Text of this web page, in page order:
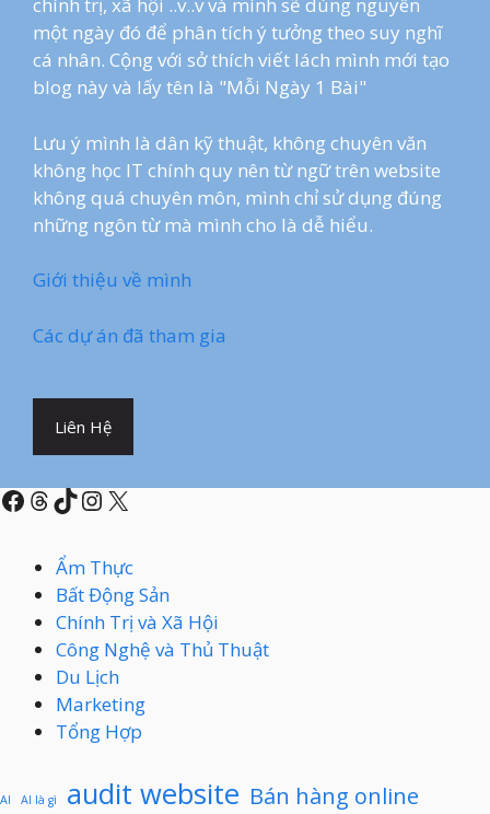
chính trị, xã hội ..v..v và mình sẽ dùng nguyên
một ngày đó để phân tích ý tưởng theo suy nghĩ
cá nhân. Cộng với sở thích viết lách mình mới tạo
blog này và lấy tên là "Mỗi Ngày 1 Bài"
Lưu ý mình là dân kỹ thuật, không chuyên văn
không học IT chính quy nên từ ngữ trên website
không quá chuyên môn, mình chỉ sử dụng đúng
những ngôn từ mà mình cho là dễ hiểu.
Giới thiệu về mình
Các dự án đã tham gia
Liên Hệ
Facebook
Threads
TikTok
Instagram
X
Ẩm Thực
Bất Động Sản
Chính Trị và Xã Hội
Công Nghệ và Thủ Thuật
Du Lịch
Marketing
Tổng Hợp
AI AI là gì audit website Bán hàng online